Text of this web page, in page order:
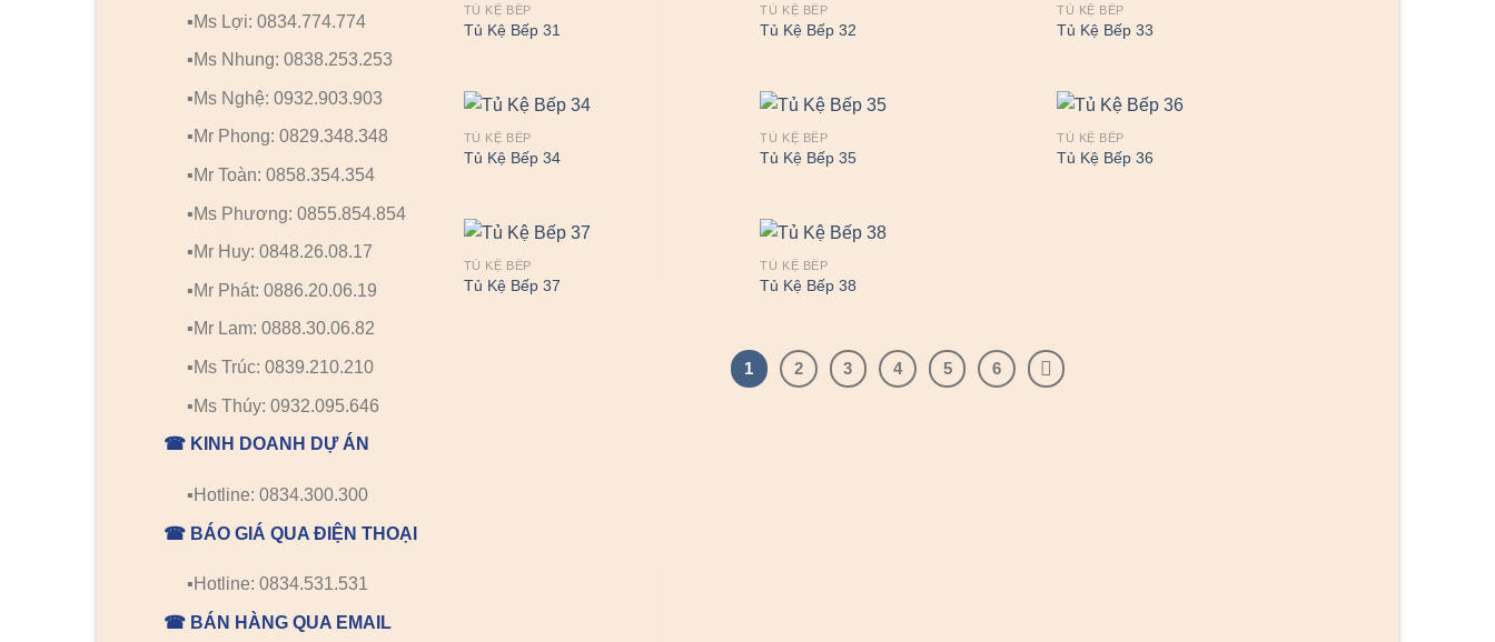
▪️Ms Lợi: 0834.774.774
▪️Ms Nhung: 0838.253.253
▪️Ms Nghệ: 0932.903.903
▪️Mr Phong: 0829.348.348
▪️Mr Toàn: 0858.354.354
▪️Ms Phương: 0855.854.854
▪️Mr Huy: 0848.26.08.17
▪️Mr Phát: 0886.20.06.19
▪️Mr Lam: 0888.30.06.82
▪️Ms Trúc: 0839.210.210
▪️Ms Thúy: 0932.095.646
☎ KINH DOANH DỰ ÁN
▪️Hotline: 0834.300.300
☎ BÁO GIÁ QUA ĐIỆN THOẠI
▪️Hotline: 0834.531.531
☎ BÁN HÀNG QUA EMAIL
TỦ KỆ BẾP
Tủ Kệ Bếp 31
TỦ KỆ BẾP
Tủ Kệ Bếp 32
TỦ KỆ BẾP
Tủ Kệ Bếp 33
TỦ KỆ BẾP
Tủ Kệ Bếp 34
TỦ KỆ BẾP
Tủ Kệ Bếp 35
TỦ KỆ BẾP
Tủ Kệ Bếp 36
TỦ KỆ BẾP
Tủ Kệ Bếp 37
TỦ KỆ BẾP
Tủ Kệ Bếp 38
1 2 3 4 5 6